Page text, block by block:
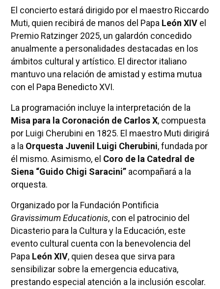
El concierto estará dirigido por el maestro Riccardo
Muti, quien recibirá de manos del Papa León XIVel
Premio Ratzinger 2025, un galardón concedido
anualmente a personalidades destacadas en los
ámbitos cultural y artístico. El director italiano
mantuvo una relación de amistad y estima mutua
con el Papa Benedicto XVI.
La programación incluye la interpretación de la
Misa para la Coronación de Carlos X, compuesta
por Luigi Cherubini en 1825. El maestro Muti dirigirá
a la Orquesta Juvenil Luigi Cherubini, fundada por
él mismo. Asimismo, el Coro de la Catedral de
Siena “Guido Chigi Saracini”acompañará a la
orquesta.
Organizado por la Fundación Pontificia
Gravissimum Educationis, con el patrocinio del
Dicasterio para la Cultura y la Educación, este
evento cultural cuenta con la benevolencia del
Papa León XIV, quien desea que sirva para
sensibilizar sobre la emergencia educativa,
prestando especial atención a la inclusión escolar.